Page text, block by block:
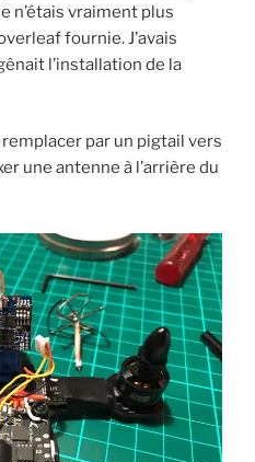
n’étais vraiment plus
fournie. J’avais
l’installation de la
par un pigtail vers
une antenne à l’arrière du